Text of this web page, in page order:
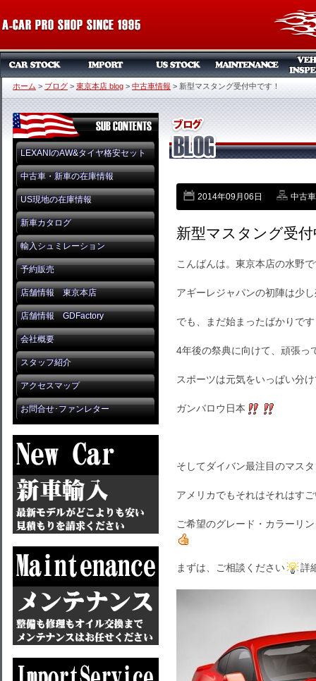
ホーム > ブログ > 東京本店 blog > 中古車情報 > 新型マスタング受付中です！
LEXANIのAW&タイヤ格安セット
中古車・新車の在庫情報
US現地の在庫情報
新車カタログ
輸入シュミレーション
予約販売
店舗情報 東京本店
店舗情報 GDFactory
会社概要
スタッフ紹介
アクセスマップ
お問合せ･ファンレター
2014年09月06日 中古
新型マスタング受
こんばんは。東京本店の水野
アギーレジャパンの初陣は少
でも、まだ始まったばかりです
4年後の祭典に向けて、頑張っ
スポーツは元気をいっぱい分
ガンバロウ日本
そしてダイバン最注目のマス
アメリカでもそれはそれはす
ご希望のグレード・カラーリ
まずは、ご相談ください 詳